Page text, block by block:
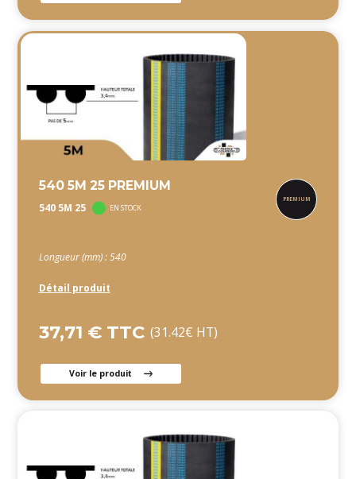
540 5M 25 PREMIUM
540 5M 25 EN STOCK
Longueur (mm) : 540
Détail produit
37,71 € TTC (31.42€ HT)
Voir le produit